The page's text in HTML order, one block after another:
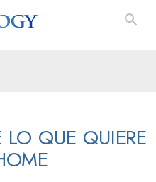
QUE QUIERE